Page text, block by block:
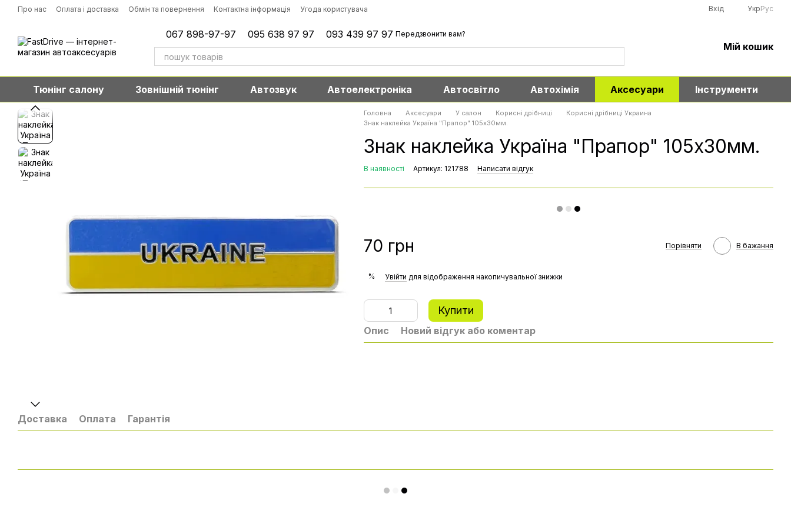
Перейти до основного контенту
Про нас Оплата і доставка Обмін та повернення Контактна інформація Угода користувача Вхід УкрРус
067 898-97-97 095 638 97 97 093 439 97 97 Передзвонити вам?
Мій кошик
Тюнінг салону Зовнішній тюнінг Автозвук Автоелектроніка Автосвітло Автохімія Аксесуари Інструменти
Головна Аксесуари У салон Корисні дрібниці
Корисні дрібниці Украина
Знак наклейка Україна "Прапор" 105x30мм.
Знак наклейка Україна "Прапор" 105x30мм.
В наявності Артикул: 121788 Написати відгук
70 грн Порівняти В бажання
% Увійти для відображення накопичувальної знижки
Купити
Опис Новий відгук або коментар
Доставка Оплата Гарантія